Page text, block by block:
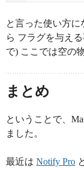
と言った使い方
ら フラグを与え
で) ここでは空の
まとめ
ということで、
ました。
最近は Notify Pro